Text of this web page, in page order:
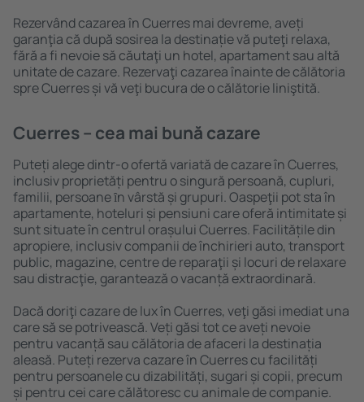
Rezervând cazarea în Cuerres mai devreme, aveți
garanţia că după sosirea la destinație vă puteţi relaxa,
fără a fi nevoie să căutaţi un hotel, apartament sau altă
unitate de cazare. Rezervaţi cazarea înainte de călătoria
spre Cuerres și vă veţi bucura de o călătorie liniştită.
Cuerres – cea mai bună cazare
Puteți alege dintr-o ofertă variată de cazare în Cuerres,
inclusiv proprietăți pentru o singură persoană, cupluri,
familii, persoane ȋn vârstă și grupuri. Oaspeţii pot sta în
apartamente, hoteluri și pensiuni care oferă intimitate și
sunt situate în centrul orașului Cuerres. Facilitățile din
apropiere, inclusiv companii de închirieri auto, transport
public, magazine, centre de reparaţii și locuri de relaxare
sau distracţie, garantează o vacanță extraordinară.
Dacă doriţi cazare de lux în Cuerres, veţi găsi imediat una
care să se potrivească. Veți găsi tot ce aveți nevoie
pentru vacanță sau călătoria de afaceri la destinația
aleasă. Puteți rezerva cazare în Cuerres cu facilități
pentru persoanele cu dizabilități, sugari și copii, precum
și pentru cei care călătoresc cu animale de companie.